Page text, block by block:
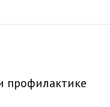
профилактике